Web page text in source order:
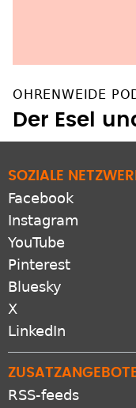
OHRENWEIDE
Der Esel
SOZIALE
Facebook
Instagram
YouTube
Pinterest
Bluesky
X
LinkedIn
RSS-feeds